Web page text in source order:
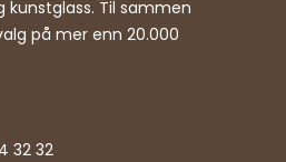
kunstglass. Til sammen
på mer enn 20.000
32 32